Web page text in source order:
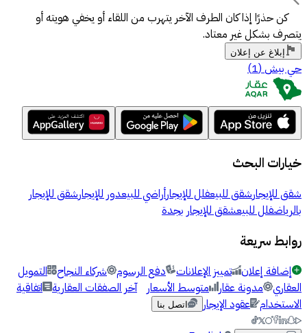
كن حذرًا إذا كان الطرف الآخر يتهرب من اللقاء أو يخفي هويته أو
يتصرف بشكل غير معتاد.
إبلاغ عن إعلان
حي بيش(
1
)
خيارات البحث
شقق للإيجارشقق للبيعفلل للإيجارأراضي للبيعدور للإيجارشقق للإيجار
بالرياضفلل للبيعشقق للإيجار بجدة
روابط سريعة
إضافة إعلان تمييز الإعلانات دفع الرسوم شركاء النجاح التمويل
العقاري مدونة عقار متوسط الأسعار آخر الصفقات العقارية اتفاقية
الاستخدام عقود الإيجار اتصل بنا